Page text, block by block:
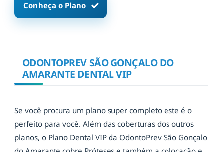
Conheça o Plano
ODONTOPREV SÃO GONÇALO DO
AMARANTE DENTAL VIP
Se você procura um plano super completo este é o
perfeito para você. Além das coberturas dos outros
planos, o Plano Dental VIP da OdontoPrev São Gonçalo